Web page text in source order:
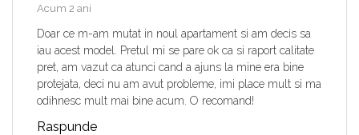
Acum 2 ani
Doar ce m-am mutat in noul apartament si am decis sa
iau acest model. Pretul mi se pare ok ca si raport calitate
pret, am vazut ca atunci cand a ajuns la mine era bine
protejata, deci nu am avut probleme, imi place mult si ma
odihnesc mult mai bine acum. O recomand!
Raspunde